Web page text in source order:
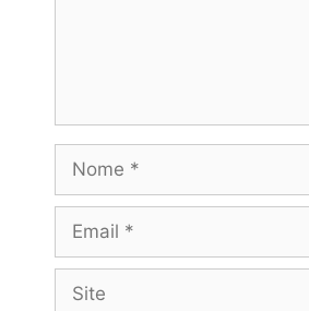
Nome
Email
Site